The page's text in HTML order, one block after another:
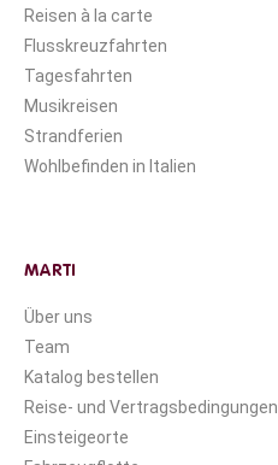
Reisen à la carte
Flusskreuzfahrten
Tagesfahrten
Musikreisen
Strandferien
Wohlbefinden in Italien
MARTI
Über uns
Team
Katalog bestellen
Reise- und Vertragsbedingungen
Einsteigeorte